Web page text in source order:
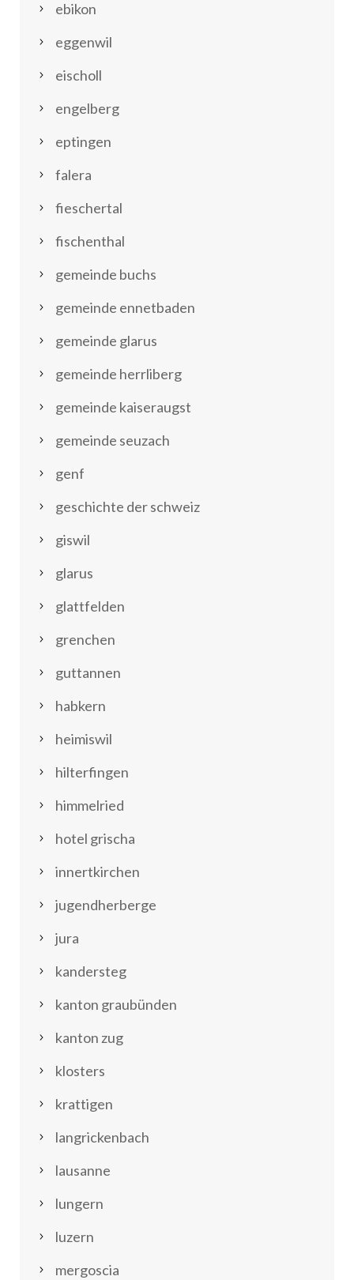
ebikon
eggenwil
eischoll
engelberg
eptingen
falera
fieschertal
fischenthal
gemeinde buchs
gemeinde ennetbaden
gemeinde glarus
gemeinde herrliberg
gemeinde kaiseraugst
gemeinde seuzach
genf
geschichte der schweiz
giswil
glarus
glattfelden
grenchen
guttannen
habkern
heimiswil
hilterfingen
himmelried
hotel grischa
innertkirchen
jugendherberge
jura
kandersteg
kanton graubünden
kanton zug
klosters
krattigen
langrickenbach
lausanne
lungern
luzern
mergoscia